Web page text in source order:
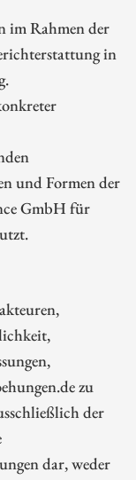
im Rahmen der
in
und Formen der
GmbH für
zu
der
dar, weder